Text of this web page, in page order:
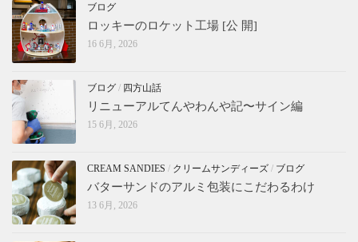
ブログ
ロッキーのロケット工場 [公 開]
16 6月, 2026
ブログ / 四方山話
リニューアルてんやわんや記〜サイン編
15 6月, 2026
CREAM SANDIES / クリームサンディーズ / ブログ
バターサンドのアルミ包装にこだわるわけ
13 6月, 2026